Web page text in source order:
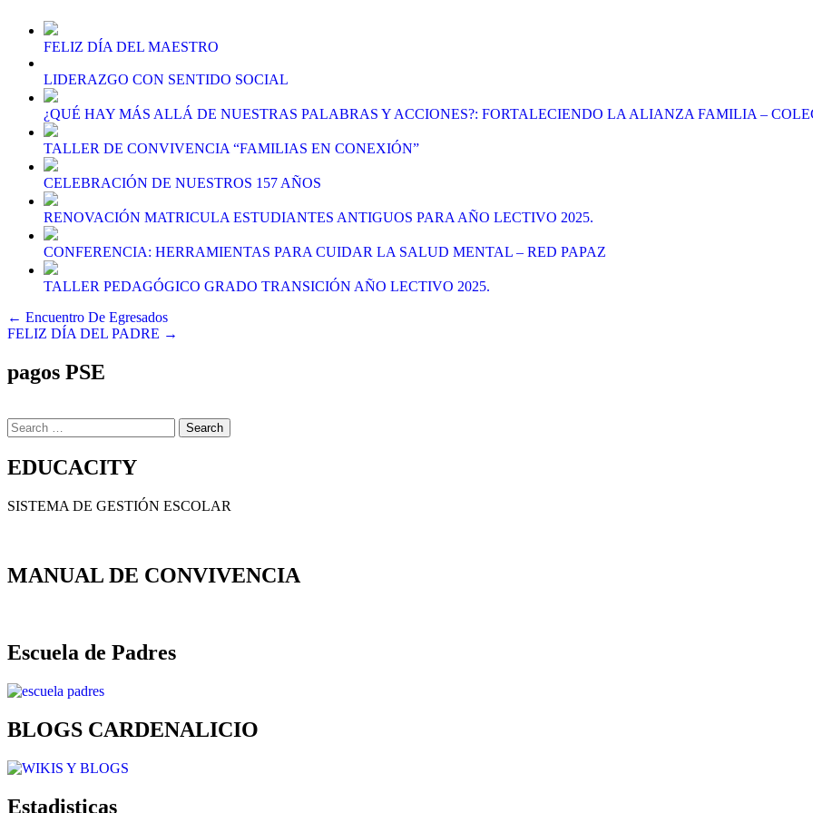
FELIZ DÍA DEL MAESTRO
LIDERAZGO CON SENTIDO SOCIAL
¿QUÉ HAY MÁS ALLÁ DE NUESTRAS PALABRAS Y ACCIONES?: FORTALECIENDO LA ALIANZA FAMILIA –
TALLER DE CONVIVENCIA “FAMILIAS EN CONEXIÓN”
CELEBRACIÓN DE NUESTROS 157 AÑOS
RENOVACIÓN MATRICULA ESTUDIANTES ANTIGUOS PARA AÑO LECTIVO 2025.
CONFERENCIA: HERRAMIENTAS PARA CUIDAR LA SALUD MENTAL – RED PAPAZ
TALLER PEDAGÓGICO GRADO TRANSICIÓN AÑO LECTIVO 2025.
Navegación
de
entradas
← Encuentro De Egresados
FELIZ DÍA DEL PADRE →
pagos PSE
Search
for:
EDUCACITY
SISTEMA DE GESTIÓN ESCOLAR
MANUAL DE CONVIVENCIA
Escuela de Padres
BLOGS CARDENALICIO
Estadisticas